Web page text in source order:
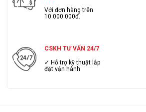
Với đơn hàng trên
10.000.000đ.
CSKH TƯ VẤN 24/7
✓ Hỗ trợ kỹ thuật lắp
đặt vận hành